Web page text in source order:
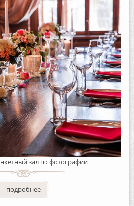
зал по фотографии
подробнее